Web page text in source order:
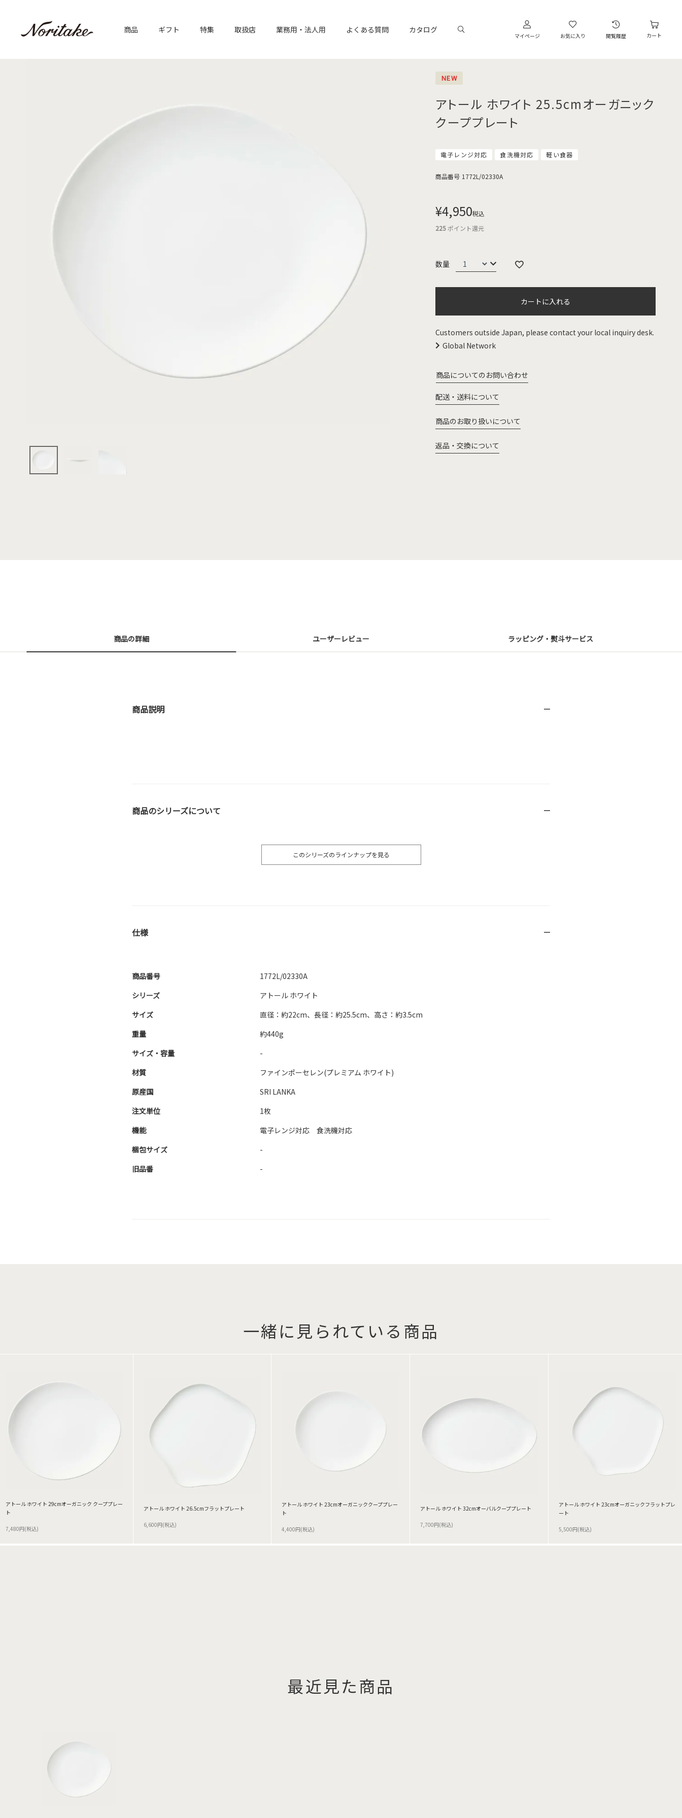
商品 ギフト 特集 取扱店 業務用・法人用 よくある質問 カタログ
マイページ お気に入り 閲覧履歴 カート
NEW
アトール ホワイト 25.5cmオーガニック
クーププレート
電子レンジ対応 食洗機対応 軽い食器
商品番号 1772L/02330A
¥4,950税込
225ポイント還元
カートに入れる
Customers outside Japan, please contact your local inquiry desk.
Global Network
商品についてのお問い合わせ
配送・送料について
商品のお取り扱いについて
返品・交換について
商品の詳細 ユーザーレビュー ラッピング・熨斗サービス
商品説明
商品のシリーズについて
このシリーズのラインナップを見る
仕様
商品番号
1772L/02330A
シリーズ
アトール ホワイト
サイズ
直径：約22cm、長径：約25.5cm、高さ：約3.5cm
重量
約440g
サイズ・容量
-
材質
ファインポーセレン(プレミアム ホワイト)
原産国
SRI LANKA
注文単位
1枚
機能
電子レンジ対応 食洗機対応
梱包サイズ
-
旧品番
-
一緒に見られている商品
アトール ホワイト 29cmオーガニック クーププレー
ト
7,480円(税込)
アトール ホワイト 26.5cmフラットプレート
6,600円(税込)
アトール ホワイト 23cmオーガニッククーププレー
ト
4,400円(税込)
アトール ホワイト 32cmオーバルクーププレート
7,700円(税込)
アトール ホワイト 23cmオーガニックフラットプレ
ート
5,500円(税込)
最近見た商品